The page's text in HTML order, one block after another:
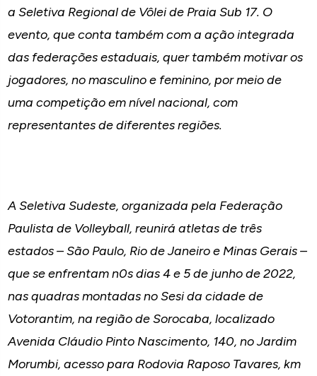
a Seletiva Regional de Vôlei de Praia Sub 17. O
evento, que conta também com a ação integrada
das federações estaduais, quer também motivar os
jogadores, no masculino e feminino, por meio de
uma competição em nível nacional, com
representantes de diferentes regiões.
A Seletiva Sudeste, organizada pela Federação
Paulista de Volleyball, reunirá atletas de três
estados – São Paulo, Rio de Janeiro e Minas Gerais –
que se enfrentam n0s dias 4 e 5 de junho de 2022,
nas quadras montadas no Sesi da cidade de
Votorantim, na região de Sorocaba, localizado
Avenida Cláudio Pinto Nascimento, 140, no Jardim
Morumbi, acesso para Rodovia Raposo Tavares, km